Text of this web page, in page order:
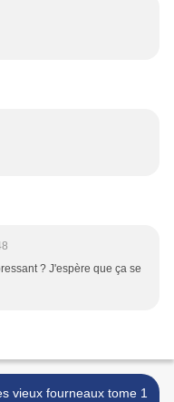
? J'espère que ça se
vieux fourneaux tome 1